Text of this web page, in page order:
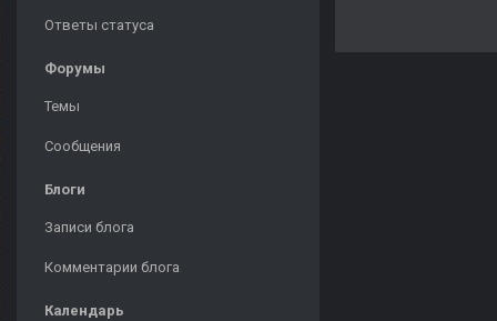
Ответы статуса
Форумы
Темы
Сообщения
Блоги
Записи блога
Комментарии блога
Календарь